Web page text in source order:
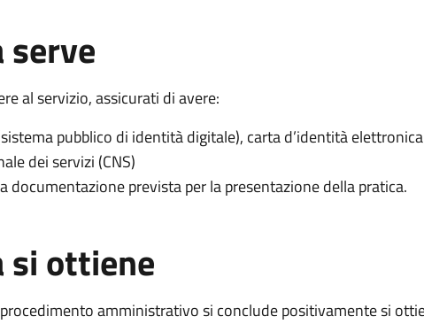
serve
al servizio, assicurati di avere:
pubblico di identità digitale), carta d’identità
dei servizi (CNS)
documentazione prevista per la presentazione della pratica.
si ottiene
amministrativo si conclude positivamente si